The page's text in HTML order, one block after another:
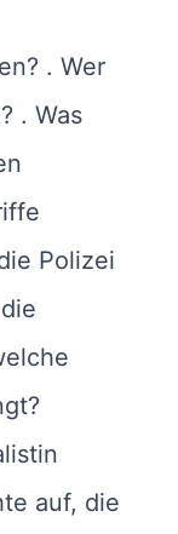
. Wer
. Was
Polizei
auf, die